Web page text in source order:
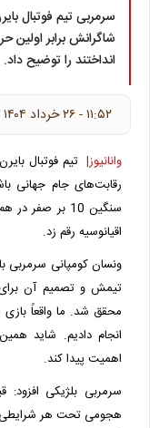
سرمربی تیم فوتبال
شاگرانش برابر اولین
انداختند را توضیح داد.
۱۱:۵۲ - ۲۶ خرداد ۱۴۰۴
وانانیوز| تیم فوتبال
رقابت‌های جام جهانی
سنگین 10 بر
اقیانوسیه رقم زد.
ونسان کومپانی سرمربی
تیمش و تصمیم آن
محقق شد. ما واقعاً
انجام دادیم. شاید
اهمیت پیدا کند.
سرمربی بلژیکی
هجومی تحت هر